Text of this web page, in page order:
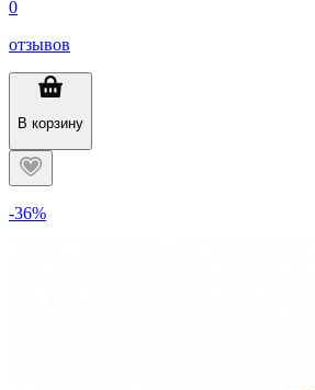
0
отзывов
В корзину
-36%